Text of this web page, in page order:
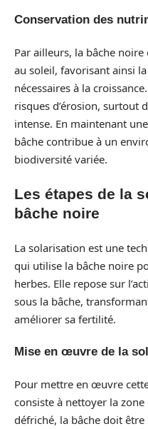
Conservation des
Par ailleurs, la bâche noire
au soleil, favorisant ainsi
nécessaires à la
risques d’érosion, surtout
intense. En maintenant
bâche contribue à un
biodiversité variée.
Les étapes de la
bâche noire
La solarisation est une
qui utilise la bâche noire
herbes. Elle repose sur
sous la bâche,
améliorer sa fertilité.
Mise en œuvre de la
Pour mettre en œuvre
consiste à nettoyer la
défriché, la bâche doit